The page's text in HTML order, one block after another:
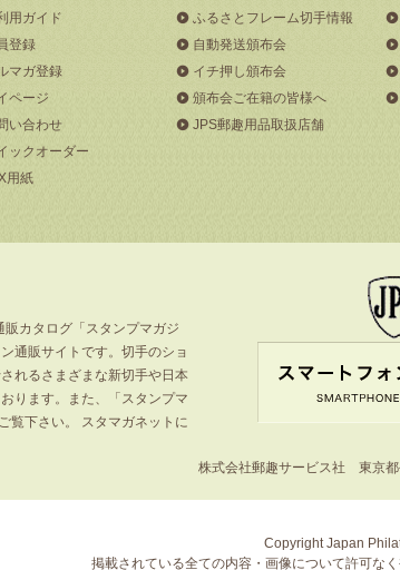
用ガイド
登録
マガ登録
ページ
い合わせ
ックオーダー
用紙
ふるさとフレーム切手情報
自動発送頒布会
イチ押し頒布会
頒布会ご在籍の皆様へ
JPS郵趣用品取扱店舗
カタログ「スタンプマガジ
通販サイトです。切手のショ
れるさまざまな新切手や日本
ります。また、「スタンプマ
覧下さい。 スタマガネットに
株式会社郵趣サービス社 東京
Copyright Japan
掲載されている全ての内容・画像について許可な